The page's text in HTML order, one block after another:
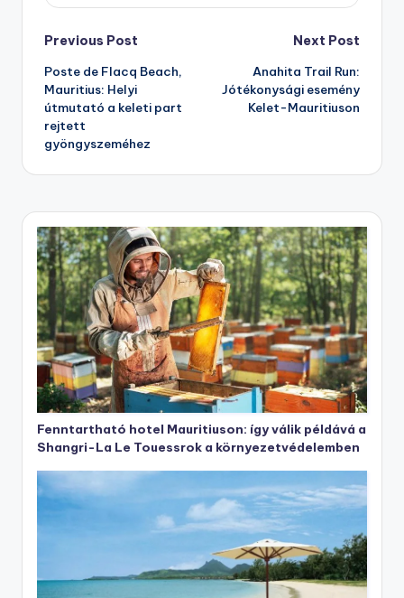
Post
navigation
Previous Post
Poste de Flacq Beach,
Mauritius: Helyi
útmutató a keleti part
rejtett
gyöngyszeméhez
Next Post
Anahita Trail Run:
Jótékonysági esemény
Kelet-Mauritiuson
Fenntartható hotel Mauritiuson: így válik példává a
Shangri-La Le Touessrok a környezetvédelemben